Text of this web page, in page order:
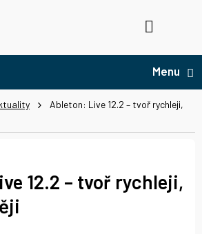
Ableton: Live 12.2 – tvoř rychleji,
12.2 – tvoř rychleji,